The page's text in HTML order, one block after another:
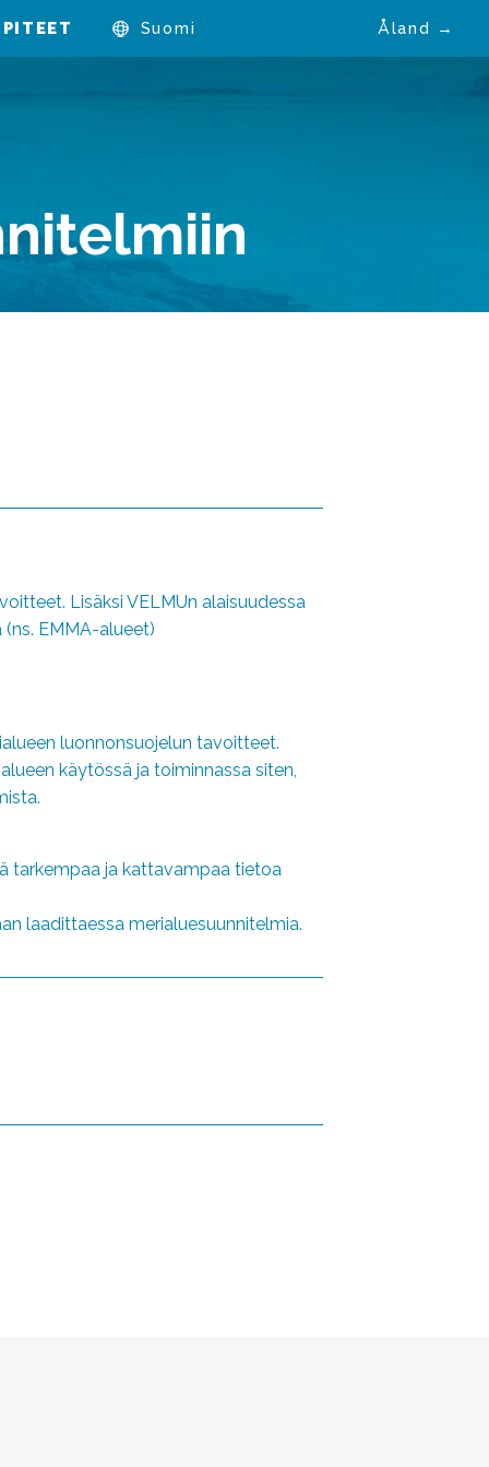
Suomi Åland →
Lisäksi VELMUn alaisuudessa
EMMA-alueet)
luonnonsuojelun tavoitteet.
käytössä ja toiminnassa siten,
tarkempaa ja kattavampaa tietoa
laadittaessa merialuesuunnitelmia.